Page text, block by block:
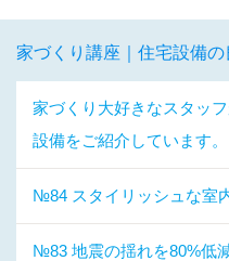
家づくり講座｜住宅設備
家づくり大好きなスタッ
設備をご紹介しています。
№84 スタイリッシュな室
№83 地震の揺れを80%低